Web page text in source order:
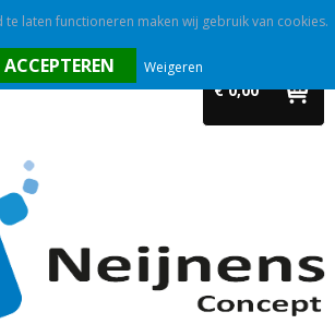
€ 0,00
laten functioneren maken wij gebruik van cookies.
Weigeren